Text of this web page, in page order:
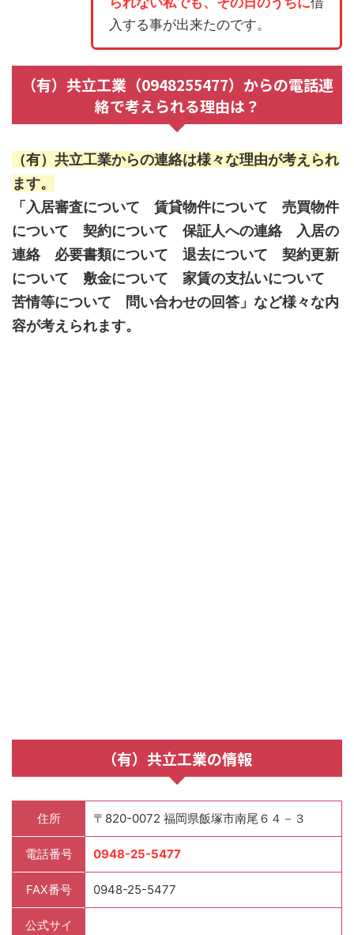
入する事が出来たのです。
（有）共立工業（0948255477）からの電話連
絡で考えられる理由は？
（有）共立工業からの連絡は様々な理由が考えられ
ます。
「入居審査について 賃貸物件について 売買物件
について 契約について 保証人への連絡 入居の
連絡 必要書類について 退去について 契約更新
について 敷金について 家賃の支払いについて
苦情等について 問い合わせの回答」など様々な内
容が考えられます。
（有）共立工業の情報
住所 〒820-0072 福岡県飯塚市南尾６４－３
電話番号 0948-25-5477
FAX番号 0948-25-5477
公式サイ